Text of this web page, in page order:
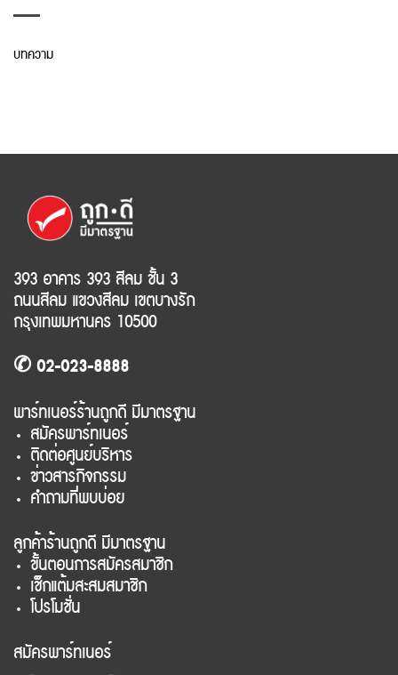
บทความ
393 อาคาร 393 สีลม ชั้น 3
ถนนสีลม แขวงสีลม เขตบางรัก
กรุงเทพมหานคร 10500
✆ 02-023-8888
พาร์ทเนอร์ร้านถูกดี มีมาตรฐาน
สมัครพาร์ทเนอร์
ติดต่อศูนย์บริหาร
ข่าวสารกิจกรรม
คำถามที่พบบ่อย
ลูกค้าร้านถูกดี มีมาตรฐาน
ขั้นตอนการสมัครสมาชิก
เช็กแต้มสะสมสมาชิก
โปรโมชั่น
สมัครพาร์ทเนอร์